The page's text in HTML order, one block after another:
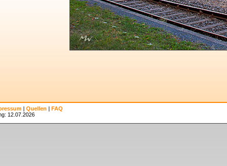
| Quellen | FAQ
12.07.2026